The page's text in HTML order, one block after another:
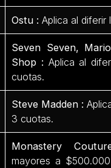
Ostu :Aplica al
Seven Seven,
Shop : Aplica al
cuotas.
Steve Madden :
3 cuotas.
Monastery
mayores a